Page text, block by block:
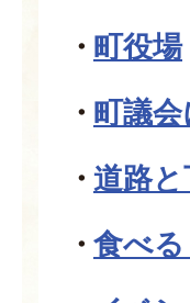
町役場
町議
道路
食べ